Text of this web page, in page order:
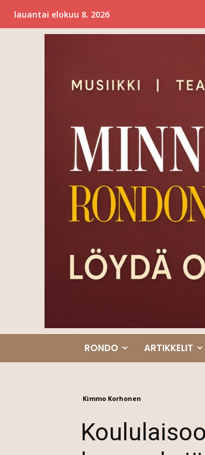
lauantai elokuu 8. 2026
RONDO ARTIKKELIT
Kimmo Korhonen